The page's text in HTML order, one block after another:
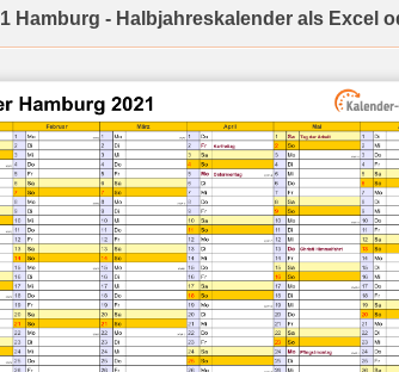
Hamburg - Halbjahreskalender als Excel